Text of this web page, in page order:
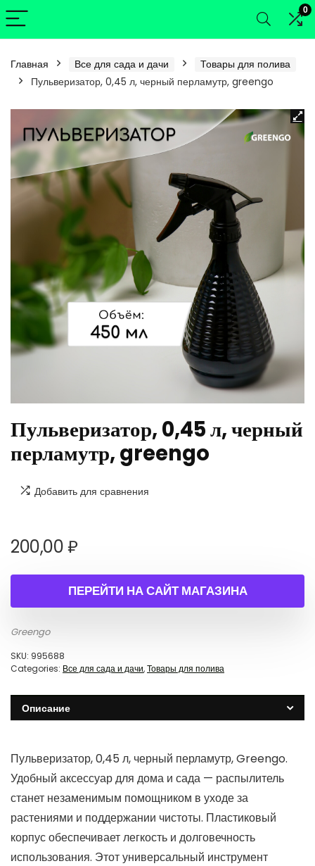
0
Главная Все для сада и дачи
Товары для полива
Пульверизатор, 0,45 л, черный перламутр, greengo
Пульверизатор, 0,45 л, черный
перламутр, greengo
Добавить для сравнения
200,00₽
ПЕРЕЙТИ НА САЙТ МАГАЗИНА
Greengo
SKU: 995688
Categories: Все для сада и дачи,Товары для полива
Описание
Пульверизатор, 0,45 л, черный перламутр, Greengo.
Удобный аксессуар для дома и сада — распылитель
станет незаменимым помощником в уходе за
растениями и поддержании чистоты. Пластиковый
корпус обеспечивает легкость и долговечность
использования. Этот универсальный инструмент